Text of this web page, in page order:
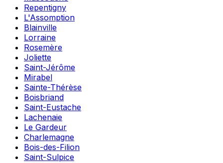
Repentigny
L'Assomption
Blainville
Lorraine
Rosemère
Joliette
Saint-Jérôme
Mirabel
Sainte-Thérèse
Boisbriand
Saint-Eustache
Lachenaie
Le Gardeur
Charlemagne
Bois-des-Filion
Saint-Sulpice